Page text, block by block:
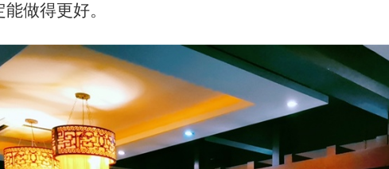
做得更好。